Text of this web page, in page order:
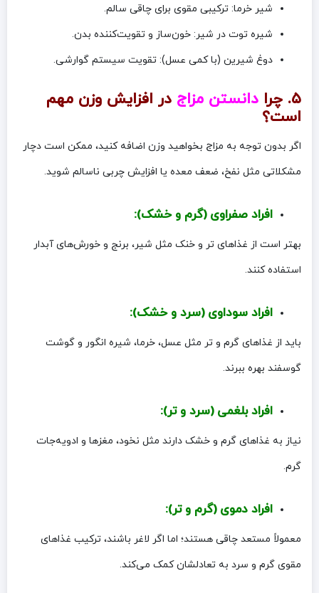
شیر خرما: ترکیبی مقوی برای چاقی سالم.
شیره توت در شیر: خون‌ساز و تقویت‌کننده بدن.
دوغ شیرین (با کمی عسل): تقویت سیستم گوارشی.
۵. چرا دانستن مزاج در افزایش وزن مهم
است؟
اگر بدون توجه به مزاج بخواهید وزن اضافه کنید، ممکن است دچار
مشکلاتی مثل نفخ، ضعف معده یا افزایش چربی ناسالم شوید.
افراد صفراوی (گرم و خشک):
بهتر است از غذاهای تر و خنک مثل شیر، برنج و خورش‌های آبدار
استفاده کنند.
افراد سوداوی (سرد و خشک):
باید از غذاهای گرم و تر مثل عسل، خرما، شیره انگور و گوشت
گوسفند بهره ببرند.
افراد بلغمی (سرد و تر):
نیاز به غذاهای گرم و خشک دارند مثل نخود، مغزها و ادویه‌جات
گرم.
افراد دموی (گرم و تر):
معمولاً مستعد چاقی هستند؛ اما اگر لاغر باشند، ترکیب غذاهای
مقوی گرم و سرد به تعادلشان کمک می‌کند.